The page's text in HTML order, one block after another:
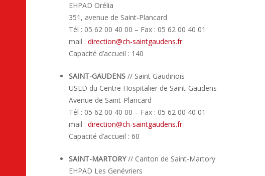
EHPAD Orélia
351, avenue de Saint-Plancard
Tél : 05 62 00 40 00 – Fax : 05 62 00 40 01
mail : direction@ch-saintgaudens.fr
Capacité d’accueil : 140
SAINT-GAUDENS // Saint Gaudinois
USLD du Centre Hospitalier de Saint-Gaudens
Avenue de Saint-Plancard
Tél : 05 62 00 40 00 – Fax : 05 62 00 40 01
mail : direction@ch-saintgaudens.fr
Capacité d’accueil : 60
SAINT-MARTORY// Canton de Saint-Martory
EHPAD Les Genévriers